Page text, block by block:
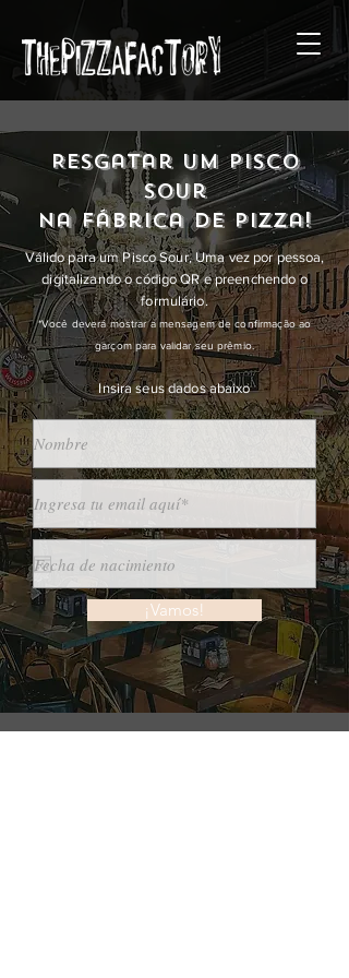
Resgatar um pisco
sour
na fábrica de pizza!
Válido para um Pisco Sour, Uma vez por pessoa,
digitalizando o código QR e preenchendo o
formulário.
*Você deverá mostrar a mensagem de confirmação ao
garçom para validar seu prêmio.
Insira seus dados abaixo
¡Vamos!